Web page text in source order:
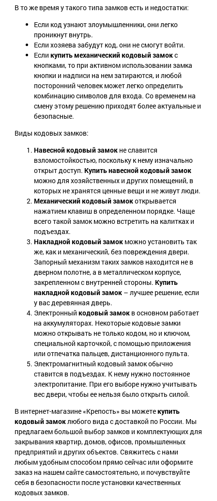
В то же время у такого типа замков есть и недостатки:
Если код узнают злоумышленники, они легко
проникнут внутрь.
Если хозяева забудут код, они не смогут войти.
Если купить механический кодовый замокс
кнопками, то при активном использовании замка
кнопки и надписи на нем затираются, и любой
посторонний человек может легко определить
комбинацию символов для входа. Со временем на
смену этому решению приходят более актуальные и
безопасные.
Виды кодовых замков:
Навесной кодовый замок не славится
взломостойкостью, поскольку к нему изначально
открыт доступ. Купить навесной кодовый замок
можно для хозяйственных и других помещений, в
которых не хранятся ценные вещи и не живут люди.
Механическийкодовый замокоткрывается
нажатием клавиш в определенном порядке. Чаще
всего такой замок можно встретить на калитках и
подъездах.
Накладной кодовый замок можно установить так
же, как и механический, без повреждения двери.
Запорный механизм таких замков находится не в
дверном полотне, а в металлическом корпусе,
закрепленном с внутренней стороны. Купить
накладной кодовый замок – лучшее решение, если
у вас деревянная дверь.
Электронный кодовый замок в основном работает
на аккумуляторах. Некоторые кодовые замки
можно открывать не только кодом, но и ключом,
специальной карточкой, с помощью приложения
или отпечатка пальцев, дистанционного пульта.
Электромагнитный кодовый замок обычно
ставится в подъездах. К нему нужно постоянное
электропитание. При его выборе нужно учитывать
вес двери, чтобы ее нельзя было открыть силой.
В интернет-магазине «Крепость» вы можетекупить
кодовый замоклюбого вида с доставкой по России. Мы
предлагаем большой выбор замков и комплектующих для
закрывания квартир, домов, офисов, промышленных
предприятий и других объектов. Свяжитесь с нами
любым удобным способом прямо сейчас или оформите
заказ на нашем сайте самостоятельно, и почувствуйте
себя в безопасности после установки качественных
кодовых замков.